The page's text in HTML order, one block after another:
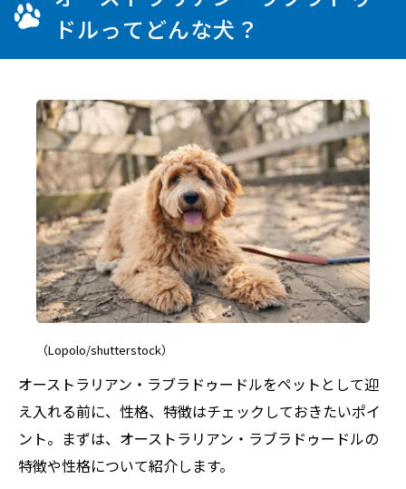
ドルってどんな犬？
（Lopolo/shutterstock）
オーストラリアン・ラブラドゥードルをペットとして迎
え入れる前に、性格、特徴はチェックしておきたいポイ
ント。まずは、オーストラリアン・ラブラドゥードルの
特徴や性格について紹介します。